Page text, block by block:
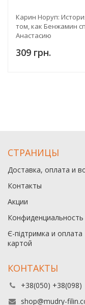
Карин Норуп:
том, как Бенжамин
Анастасию
309 грн.
СТРАНИЦЫ
Доставка, оплата и
Контакты
Акции
Конфиденциальность
Є-підтримка и оплата
картой
КОНТАКТЫ
+38(050) +38(098)
shop@mudry-